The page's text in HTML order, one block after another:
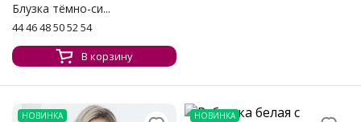
Блузка тёмно-си...
44 46 48 50 52 54
В корзину
НОВИНКА НОВИНКА